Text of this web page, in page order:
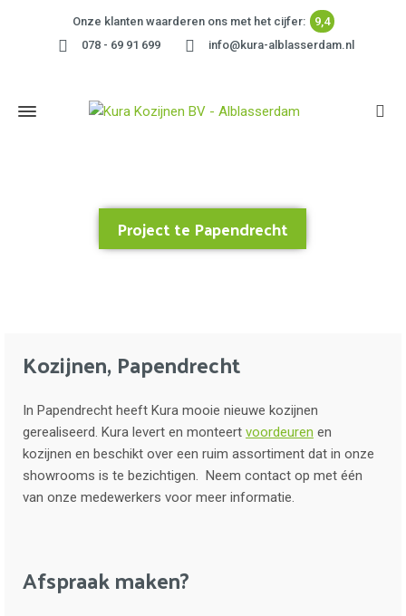
Onze klanten waarderen ons met het cijfer:
9,4
078 - 69 91 699
info@kura-alblasserdam.nl
Project te Papendrecht
Kozijnen, Papendrecht
In Papendrecht heeft Kura mooie nieuwe kozijnen
gerealiseerd. Kura levert en monteert voordeuren en
kozijnen en beschikt over een ruim assortiment dat in onze
showrooms is te bezichtigen. Neem contact op met één
van onze medewerkers voor meer informatie.
Afspraak maken?